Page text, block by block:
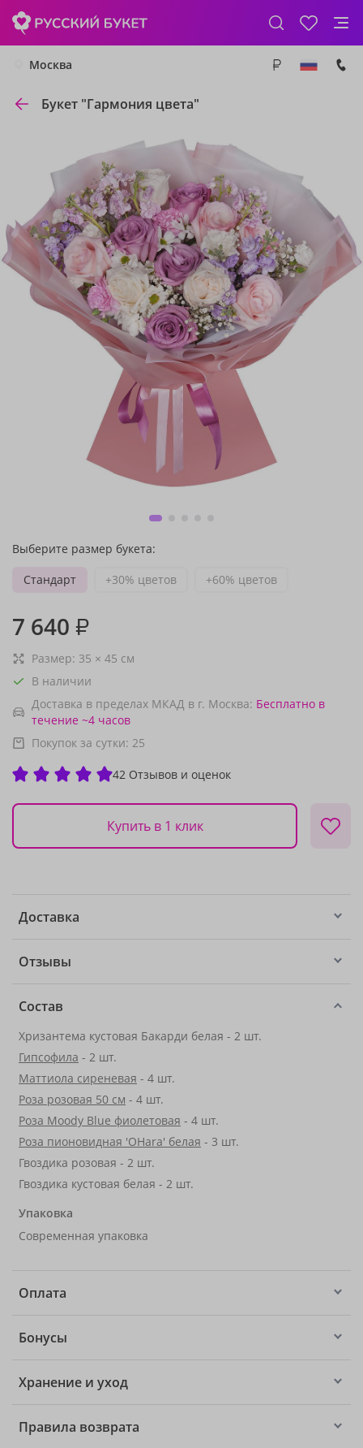
Москва
Букет "Гармония цвета"
Выберите размер букета:
Стандарт
+30% цветов +60% цветов
7 640 ₽
Размер: 35 × 45 см
В наличии
Доставка в пределах МКАД в г. Москва: Бесплатно в
течение ~4 часов
Покупок за сутки: 25
42 Отзывов и оценок
Купить в 1 клик
Доставка
Отзывы
Состав
Хризантема кустовая Бакарди белая - 2 шт.
Гипсофила - 2 шт.
Маттиола сиреневая - 4 шт.
Роза розовая 50 см - 4 шт.
Роза Moody Blue фиолетовая - 4 шт.
Роза пионовидная 'OHara' белая - 3 шт.
Гвоздика розовая - 2 шт.
Гвоздика кустовая белая - 2 шт.
Упаковка
Современная упаковка
Оплата
Бонусы
Хранение и уход
Правила возврата